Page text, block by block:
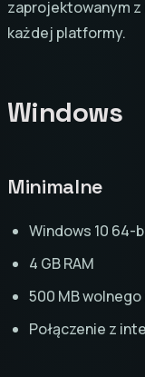
zaprojektowanym
każdej platformy.
Windows
Minimalne
Windows 10 64-
4 GB RAM
500 MB
Połączenie z